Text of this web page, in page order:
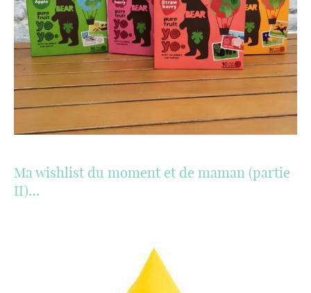
Ma wishlist du moment et de maman (partie
II)…